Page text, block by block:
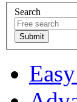
Search